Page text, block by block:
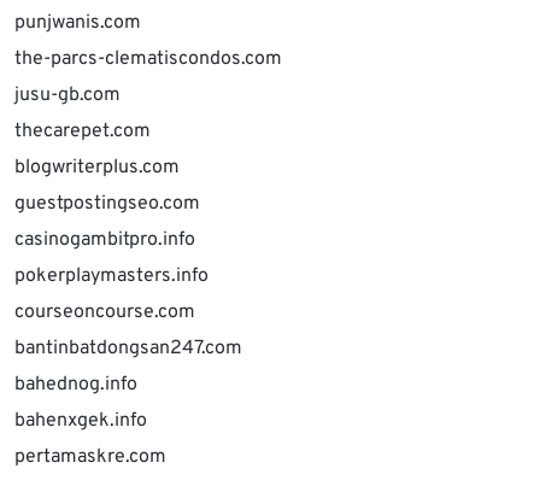
punjwanis.com
the-parcs-clematiscondos.com
jusu-gb.com
thecarepet.com
blogwriterplus.com
guestpostingseo.com
casinogambitpro.info
pokerplaymasters.info
courseoncourse.com
bantinbatdongsan247.com
bahednog.info
bahenxgek.info
pertamaskre.com